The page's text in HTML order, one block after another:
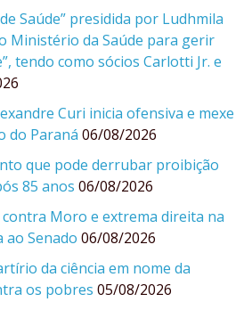
Saúde” presidida por Ludhmila
Ministério da Saúde para gerir
tendo como sócios Carlotti Jr. e
Curi inicia ofensiva e mexe
do Paraná 06/08/2026
que pode derrubar proibição
85 anos 06/08/2026
contra Moro e extrema direita na
ao Senado 06/08/2026
da ciência em nome da
os pobres 05/08/2026